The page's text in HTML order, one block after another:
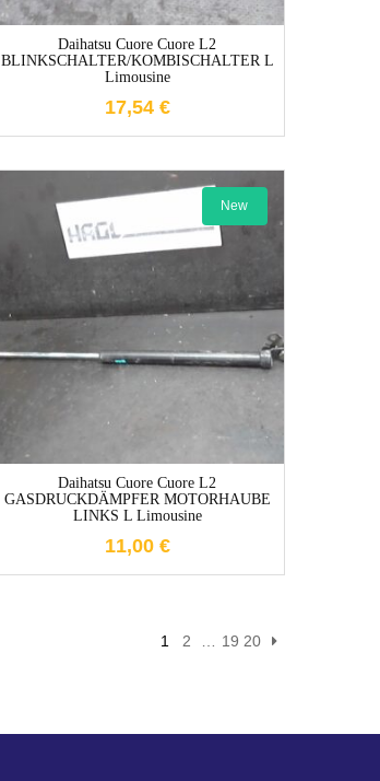
Daihatsu Cuore Cuore L2
BLINKSCHALTER/KOMBISCHALTER L
Limousine
17,54 €
New
Daihatsu Cuore Cuore L2
GASDRUCKDÄMPFER MOTORHAUBE
LINKS L Limousine
11,00 €
1-3 Werktage
1 2 19 20